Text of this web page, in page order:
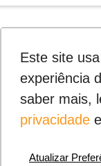
Este site
experiência
saber mais,
privacidadee
Atualizar